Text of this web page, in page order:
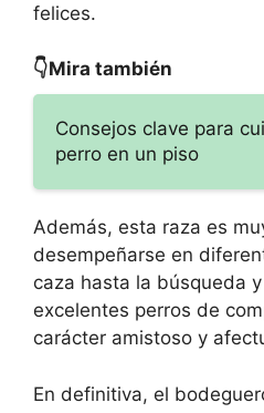
felices.
👇Mira también
Consejos clave para
perro en un piso
Además, esta raza es
desempeñarse en
caza hasta la búsqueda
excelentes perros de
carácter amistoso y
En definitiva, el